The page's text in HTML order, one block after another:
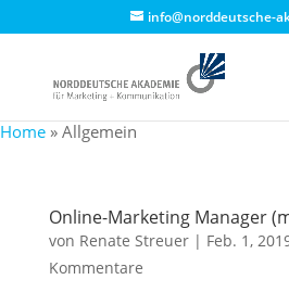
info@norddeutsche-
Home » Allgemein
Online-Marketing Manager
von Renate Streuer| Feb. 1,
Kommentare